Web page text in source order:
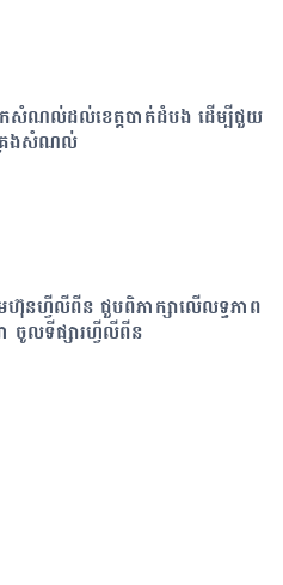
កសំណល់ដល់ខេត្តបាត់ដំបង ដើម្បីជួយ
គ្រងសំណល់
មហ៊ុនហ្វីលីពីន ជួបពិភាក្សាលើលទ្ធភាព
ចូលទីផ្សារហ្វីលីពីន